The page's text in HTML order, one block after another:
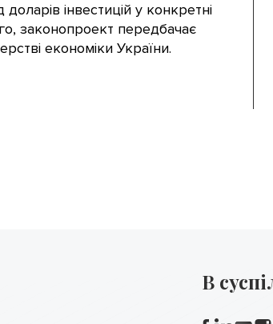
інвестицій у конкретні
законопроект передбачає
економіки України.
В